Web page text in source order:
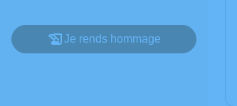
Je rends hommage